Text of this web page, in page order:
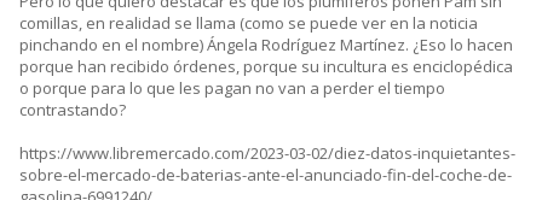
comillas, en realidad se llama (como se puede ver en la noticia
pinchando en el nombre) Ángela Rodríguez Martínez. ¿Eso lo hacen
porque han recibido órdenes, porque su incultura es enciclopédica
o porque para lo que les pagan no van a perder el tiempo
contrastando?
https://www.libremercado.com/2023-03-02/diez-datos-inquietantes-
sobre-el-mercado-de-baterias-ante-el-anunciado-fin-del-coche-de-